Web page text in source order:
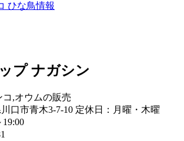
ひな鳥情報
プ ナガシン
,オウムの販売
口市青木3-7-10 定休日：月曜・木曜